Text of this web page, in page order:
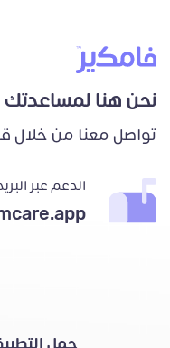
نحن هنا لمساعدتك
تواصل معنا من خلال
الدعم عبر